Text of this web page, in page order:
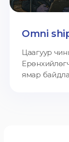
Omni
Цаагуур
ямар